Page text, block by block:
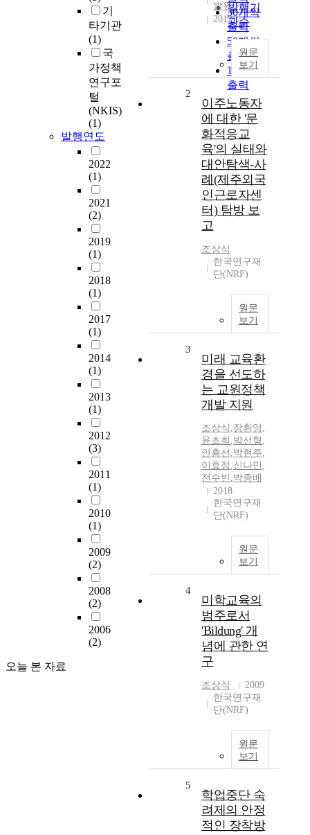
기
타기관
(1)
국
가정책
연구포
털
(NKIS)
(1)
발행연도
2022
(1)
2021
(2)
2019
(1)
2018
(1)
2017
(1)
2014
(1)
2013
(1)
2012
(3)
2011
(1)
2010
(1)
2009
(2)
2008
(2)
2006
(2)
오늘 본 자료
발행기
관순
30개씩
출력
50개씩
출력
100개씩
출력
발원
2012
원문
보기
2
이주노동자
에 대한 '문
화적응교
육'의 실태와
대안탐색-사
례(제주외국
인근로자센
터) 탐방 보
고
조상식
한국연구재
단(NRF)
원문
보기
3
미래 교육환
경을 선도하
는 교원정책
개발 지원
조상식 ,장환영 ,
윤초희 ,박선형 ,
안홍선 ,박현주,
이효정 ,신나민 ,
전수빈 ,박종배
2018
한국연구재
단(NRF)
원문
보기
4
미학교육의
범주로서
'Bildung' 개
념에 관한 연
구
조상식
2009
한국연구재
단(NRF)
원문
보기
5
학업중단 숙
려제의 안정
적인 장착방